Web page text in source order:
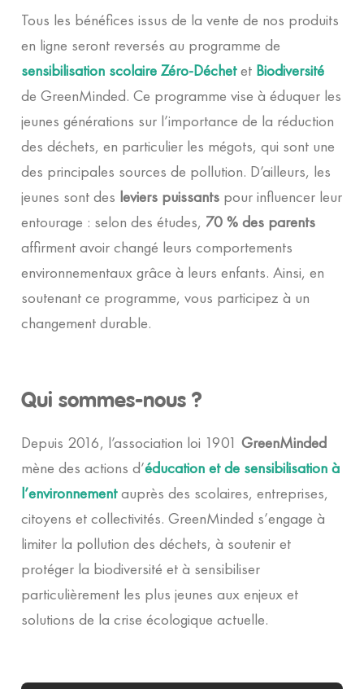
Tous les bénéfices issus de la vente de nos produits
en ligne seront reversés au programme de
sensibilisation scolaire Zéro-Déchetet Biodiversité
de GreenMinded. Ce programme vise à éduquer les
jeunes générations sur l’importance de la réduction
des déchets, en particulier les mégots, qui sont une
des principales sources de pollution. D’ailleurs, les
jeunes sont des leviers puissants pour influencer leur
entourage : selon des études,70 % des parents
affirment avoir changé leurs comportements
environnementaux grâce à leurs enfants. Ainsi, en
soutenant ce programme, vous participez à un
changement durable.
Qui sommes-nous ?
Depuis 2016, l’association loi 1901GreenMinded
mène des actions d’éducation et de sensibilisation à
l’environnementauprès des scolaires, entreprises,
citoyens et collectivités. GreenMinded s’engage à
limiter la pollution des déchets, à soutenir et
protéger la biodiversité et à sensibiliser
particulièrement les plus jeunes aux enjeux et
solutions de la crise écologique actuelle.